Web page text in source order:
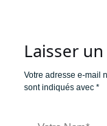
Laisser
Votre adresse e-mail
sont indiqués avec *